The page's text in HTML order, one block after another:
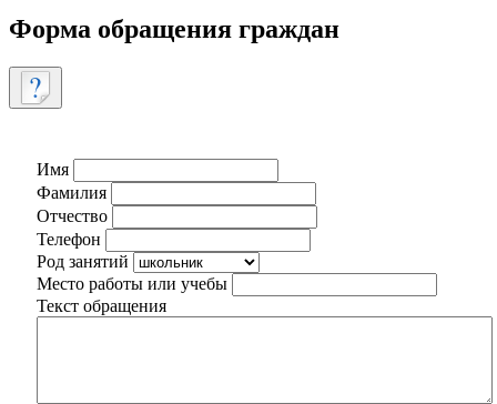
Форма обращения граждан
Имя
Фамилия
Отчество
Телефон
Род занятий
Место работы или учебы
Текст обращения